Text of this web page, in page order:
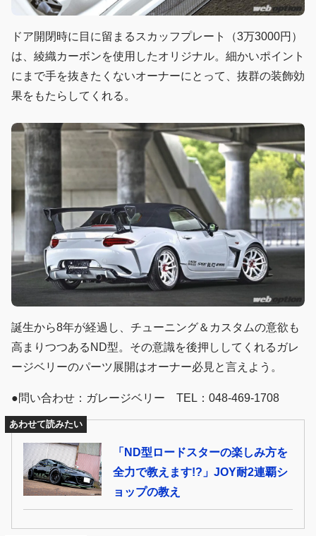
ドア開閉時に目に留まるスカッフプレート（3万3000円）
は、綾織カーボンを使用したオリジナル。細かいポイント
にまで手を抜きたくないオーナーにとって、抜群の装飾効
果をもたらしてくれる。
誕生から8年が経過し、チューニング＆カスタムの意欲も
高まりつつあるND型。その意識を後押ししてくれるガレ
ージベリーのパーツ展開はオーナー必見と言えよう。
●問い合わせ：ガレージベリー TEL：048-469-1708
あわせて読みたい
「ND型ロードスターの楽しみ方を
全力で教えます!?」JOY耐2連覇シ
ョップの教え